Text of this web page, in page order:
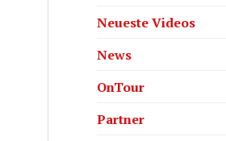
Neueste Videos
News
OnTour
Partner